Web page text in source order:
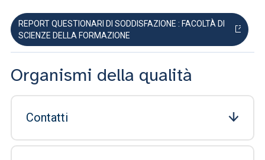
REPORT QUESTIONARI DI SODDISFAZIONE : FACOLTÀ DI
SCIENZE DELLA FORMAZIONE
Organismi della qualità
Contatti